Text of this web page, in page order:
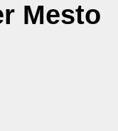
Mesto